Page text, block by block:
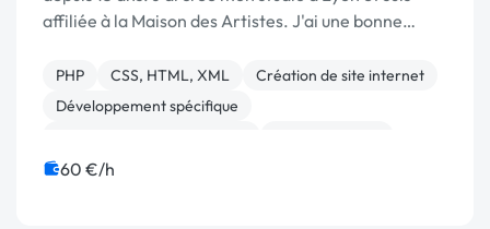
affiliée à la Maison des Artistes. J'ai une bonne
spécifique en ergonomie. Je suis de très près tout
c...
PHP CSS, HTML, XML
Création de site internet
Développement spécifique
WordPress
60 €/h